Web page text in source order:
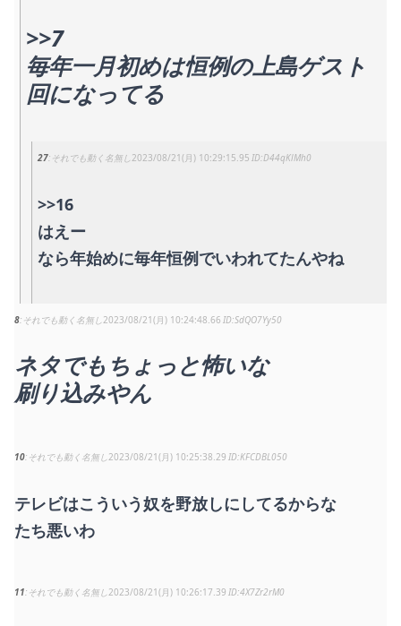
>>7
毎年一月初めは恒例の上島ゲスト
回になってる
27 それでも動く名無し 2023/08/21(月) 10:29:15.95 D44qKlMh0
>>16
はえー
なら年始めに毎年恒例でいわれてたんやね
8 それでも動く名無し 2023/08/21(月) 10:24:48.66 SdQO7Yy50
ネタでもちょっと怖いな
刷り込みやん
10 それでも動く名無し 2023/08/21(月) 10:25:38.29 KFCDBL050
テレビはこういう奴を野放しにしてるからな
たち悪いわ
11 それでも動く名無し 2023/08/21(月) 10:26:17.39 4X7Zr2rM0